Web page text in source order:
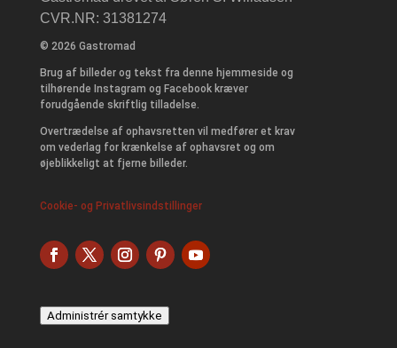
CVR.NR: 31381274
© 2026 Gastromad
Brug af billeder og tekst fra denne hjemmeside og
tilhørende Instagram og Facebook kræver
forudgående skriftlig tilladelse.
Overtrædelse af ophavsretten vil medfører et krav
om vederlag for krænkelse af ophavsret og om
øjeblikkeligt at fjerne billeder.
Cookie- og Privatlivsindstillinger
Administrér samtykke